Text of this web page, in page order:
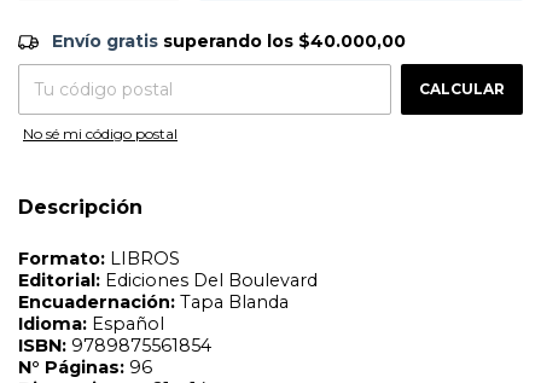
Envío gratis $40.000,00
Entregas para el CP: CAMBIAR CP
Envío gratis superando los $40.000,00
CALCULAR
No sé mi código postal
Descripción
Español
ISBN:9789875561854
N°Páginas:96
Dimensiones:21 x 14 cm
Fecha Publicación:
Sinópsis